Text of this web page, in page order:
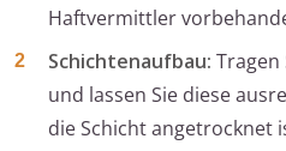
Haftvermittler
Schichtenaufbau: Tragen
und lassen Sie diese
die Schicht angetrocknet